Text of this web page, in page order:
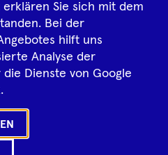
Instagram
SpotifyYouTube
erklären Sie sich mit dem
Bei der
hilft uns
Analyse der
Dienste von Google